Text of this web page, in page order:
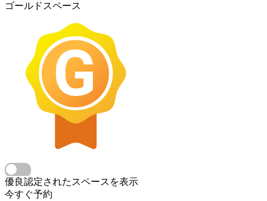
ゴールドスペース
優良認定されたスペースを表示
今すぐ予約